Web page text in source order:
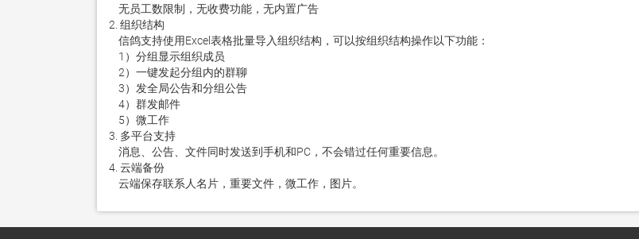
2. 组织结构
3. 多平台支持
4. 云端备份
    云端保存联系人名片，重要文件，微工作，图片。